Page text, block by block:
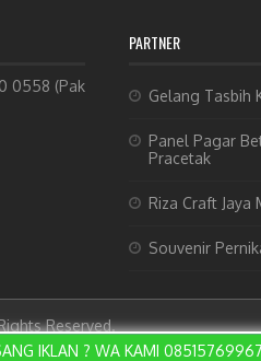
IKLAN ? WA KAMI
0558 (Pak
PARTNER
Gelang Tasbih
Panel Pagar
Pracetak
Riza Craft Jaya
Souvenir
Reserved.